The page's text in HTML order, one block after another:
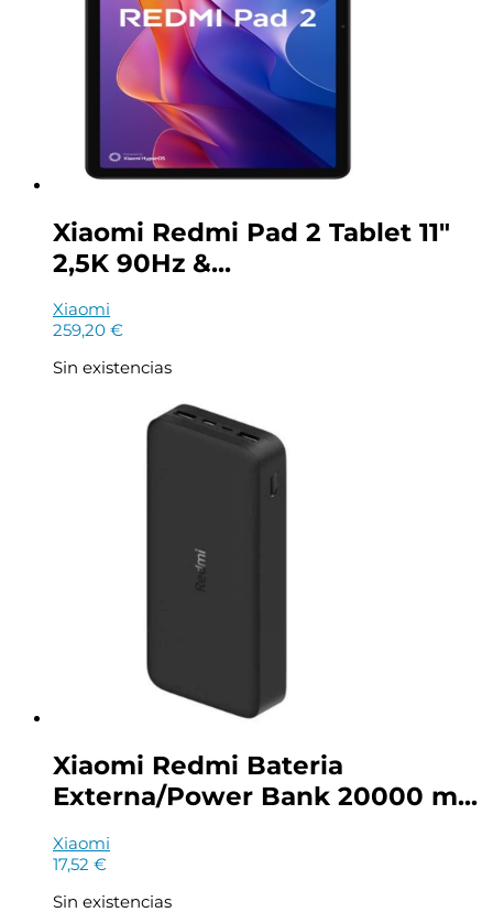
Xiaomi Redmi Pad 2 Tablet 11″
2,5K 90Hz &...
Xiaomi
259,20 €
Sin existencias
Xiaomi Redmi Bateria
Externa/Power Bank 20000 m...
Xiaomi
17,52 €
Sin existencias